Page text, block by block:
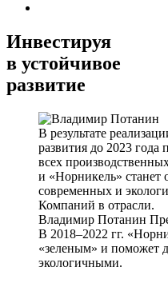
Инвестируя
в устойчивое
развитие
В результате
развития до 2023 года
всех
и «Норникель» станет
современных и
Компаний в отрасли.
Владимир Потанин
В 2018–2022 гг.
«зеленым» и поможет
экологичными.